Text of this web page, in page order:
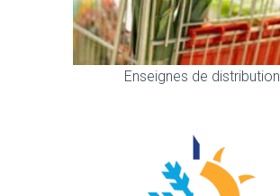
Enseignes de distribution